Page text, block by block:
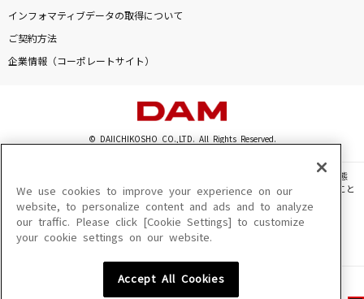
インフォマティブデータの取得について
ご契約方法
企業情報（コーポレートサイト）
© DAIICHIKOSHO CO.,LTD. All Rights Reserved.
このサイトに掲載されている一切の文章・画像・写真・動画・音声等を、手段や形態
を問わず、著作権法の定める範囲を超えて無断で複製、転載、ファイル化などすること
を禁じます。
楽曲及びコンテンツは、機種によりご利用いただけない場合があります。
楽曲及びコンテンツの配信日、配信内容が変更になる場合があります。
We use cookies to improve your experience on our
website, to personalize content and ads and to analyze
our traffic. Please click [Cookie Settings] to customize
your cookie settings on our website.
Accept All Cookies